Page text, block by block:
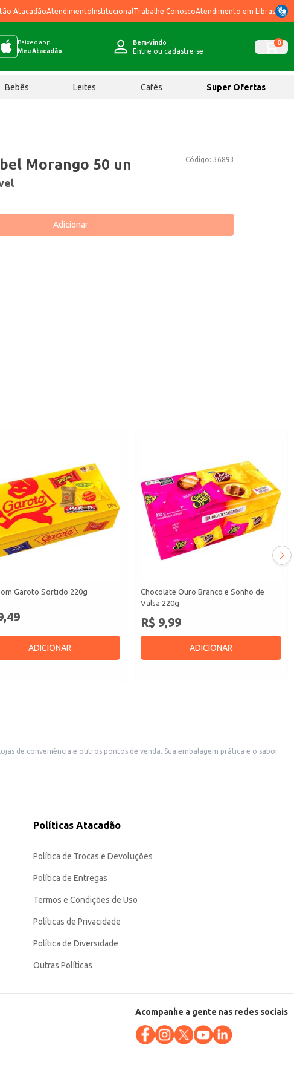
AtacadãoAtendimentoInstitucional Trabalhe ConoscoAtendimento em Libras
Baixe o app
Meu Atacadão
Bem-vindo
Entre ou cadastre-se
0
Bebês Leites Cafés Super Ofertas
Código: 36893
Morango 50 un
Adicionar
Garoto Sortido 220g
ADICIONAR
Chocolate Ouro Branco e Sonho de
Valsa 220g
R$ 9,99
ADICIONAR
de conveniência e outros pontos de venda. Sua embalagem prática e o sabor
apresentação em caixeta facilita o manuseio e a organização no ponto de venda.
Políticas Atacadão
Política de Trocas e Devoluções
Política de Entregas
Termos e Condições de Uso
Políticas de Privacidade
Política de Diversidade
Outras Políticas
Acompanhe a gente nas redes sociais